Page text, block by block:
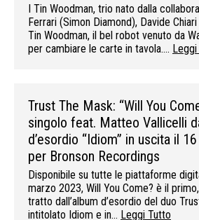
I Tin Woodman, trio nato dalla
Ferrari (Simon Diamond), Davide
Tin Woodman, il bel robot venuto da
per cambiare le carte in tavola….
Trust The Mask: “Will You
singolo feat. Matteo Vallicelli
d’esordio “Idiom” in uscita il
per Bronson Recordings
Disponibile su tutte le piattaforme
marzo 2023, Will You Come? è il
tratto dall’album d’esordio del duo
intitolato Idiom e in… Leggi Tutto